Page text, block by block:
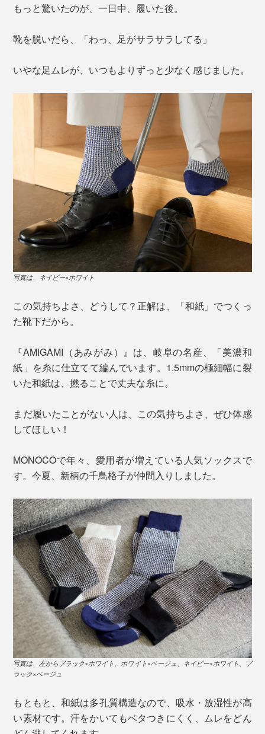
もっと驚いたのが、一日中、履いた後。
靴を脱いだら、「わっ、足がサラサラしてる」
いやな足ムレが、いつもよりずっと少なく感じました。
写真は、ネイビー×ホワイト
この気持ちよさ、どうして？正解は、「和紙」でつくっ
た靴下だから。
『AMIGAMI（あみがみ）』は、岐阜の名産、「美濃和
紙」を糸に仕立てて編んでいます。1.5mmの極細幅に裂
いた和紙は、撚ることで丈夫な糸に。
まだ履いたことがない人は、この気持ちよさ、ぜひ体感
してほしい！
MONOCOで年々、愛用者が増えている人気ソックスで
す。今夏、新柄の千鳥格子が仲間入りしました。
写真は、左からブラック×ホワイト、ホワイト×ベージュ、ネイビー×ホワイト、ブ
ラック×ベージュ
もともと、和紙は多孔質構造なので、吸水・放湿性が高
い素材です。汗をかいてもベタつきにくく、ムレをどん